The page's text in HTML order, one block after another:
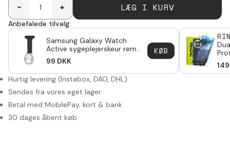
-
+ LÆG I KURV
Anbefalede tilvalg:
Samsung Galaxy Watch
Active sygeplejerskeur rem
sort
99 DKK
KØB
149
Hurtig levering (Instabox, DAO, DHL)
Sendes fra vores eget lager
Betal med MobilePay, kort & bank
30 dages åbent køb